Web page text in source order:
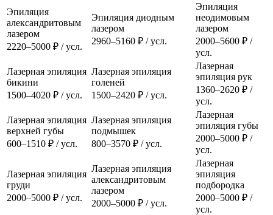
Эпиляция
александритовым
лазером
2220–5000 ₽ / усл.
Эпиляция диодным
лазером
2960–5160 ₽ / усл.
Эпиляция
неодимовым
лазером
2000–5600 ₽ /
усл.
Лазерная эпиляция
бикини
1500–4020 ₽ / усл.
Лазерная эпиляция
голеней
1500–2420 ₽ / усл.
Лазерная
эпиляция рук
1360–2620 ₽ /
усл.
Лазерная эпиляция
верхней губы
600–1510 ₽ / усл.
Лазерная эпиляция
подмышек
800–3570 ₽ / усл.
Лазерная
эпиляция губы
2000–5000 ₽ /
усл.
Лазерная эпиляция
груди
2000–5000 ₽ / усл.
Лазерная эпиляция
александритовым
лазером
2000–5000 ₽ / усл.
Лазерная
эпиляция
подбородка
2000–5000 ₽ /
усл.